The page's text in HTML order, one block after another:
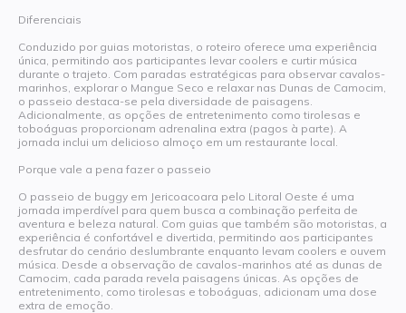
Diferenciais
Conduzido por guias motoristas, o roteiro oferece uma experiência
única, permitindo aos participantes levar coolers e curtir música
durante o trajeto. Com paradas estratégicas para observar cavalos-
marinhos, explorar o Mangue Seco e relaxar nas Dunas de Camocim,
o passeio destaca-se pela diversidade de paisagens.
Adicionalmente, as opções de entretenimento como tirolesas e
toboáguas proporcionam adrenalina extra (pagos à parte). A
jornada inclui um delicioso almoço em um restaurante local.
Porque vale a pena fazer o passeio
O passeio de buggy em Jericoacoara pelo Litoral Oeste é uma
jornada imperdível para quem busca a combinação perfeita de
aventura e beleza natural. Com guias que também são motoristas, a
experiência é confortável e divertida, permitindo aos participantes
desfrutar do cenário deslumbrante enquanto levam coolers e ouvem
música. Desde a observação de cavalos-marinhos até as dunas de
Camocim, cada parada revela paisagens únicas. As opções de
entretenimento, como tirolesas e toboáguas, adicionam uma dose
extra de emoção.